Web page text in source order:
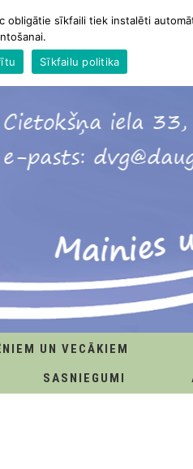
UN VECĀKIEM
SASNIEGUMI
sīkfaili tiek instalēti
Sīkfailu politika